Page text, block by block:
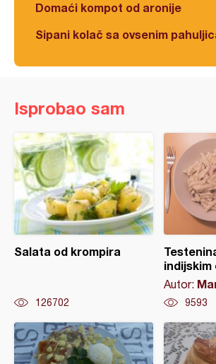
Domaći kompot od aronije
Sipani kolač sa ovsenim
Isprobao sam
Salata od krompira
126702
indijskim
Autor:
9593